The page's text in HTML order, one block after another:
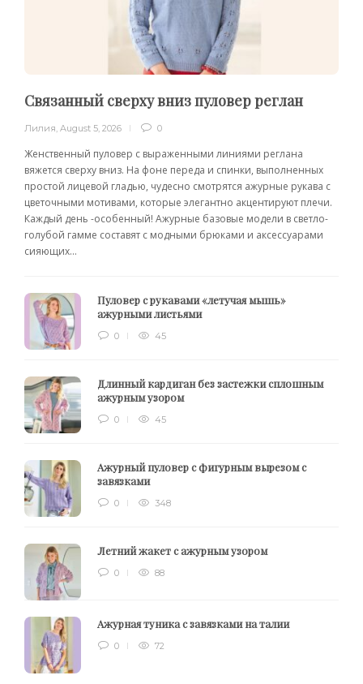
Связанный сверху вниз пуловер реглан
Лилия August 5, 2026 0
Женственный пуловер с выраженными линиями реглана
вяжется сверху вниз. На фоне переда и спинки, выполненных
простой лицевой гладью, чудесно смотрятся ажурные рукава с
цветочными мотивами, которые элегантно акцентируют плечи.
Каждый день -особенный! Ажурные базовые модели в светло-
голубой гамме составят с модными брюками и аксессуарами
сияющих...
Пуловер с рукавами «летучая мышь»
ажурными листьями
0 45
Длинный кардиган без застежки сплошным
ажурным узором
0 45
Ажурный пуловер с фигурным вырезом с
завязками
0 348
Летний жакет с ажурным узором
0 88
Ажурная туника с завязками на талии
0 72